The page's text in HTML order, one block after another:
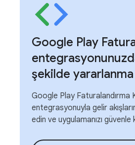
Google Play
şekilde yararlanma
Google Play Faturalandırma
entegrasyonuyla gelir
edin ve uygulamanızı güvenle